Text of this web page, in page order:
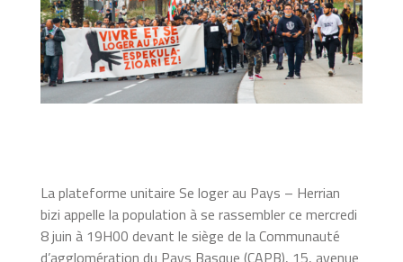
La plateforme unitaire Se loger au Pays – Herrian
bizi appelle la population à se rassembler ce mercredi
8 juin à 19H00 devant le siège de la Communauté
d’agglomération du Pays Basque (CAPB), 15, avenue